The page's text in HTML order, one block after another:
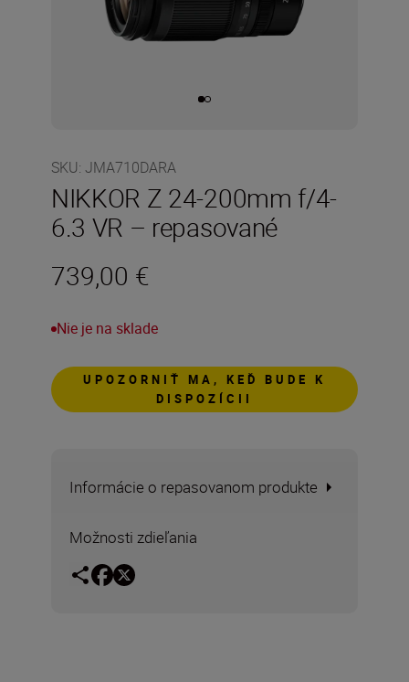
SKU: JMA710DARA
NIKKOR Z 24-200mm f/4-
6.3 VR – repasované
739,00 €
Nie je na sklade
UPOZORNIŤ MA, KEĎ BUDE K
DISPOZÍCII
Informácie o repasovanom produkte
Možnosti zdieľania